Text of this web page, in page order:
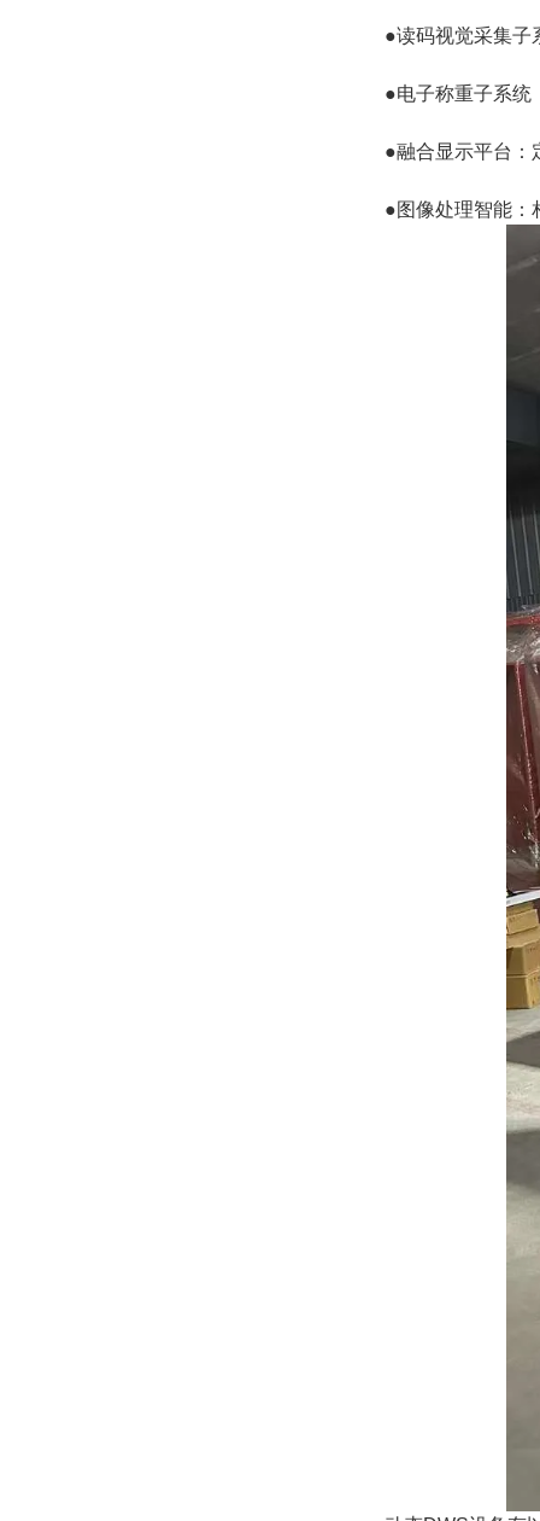
●读码视觉采集子
●电子称重子系统
●融合显示平台：
●图像处理智能：